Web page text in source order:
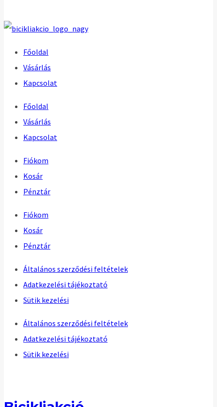
Főoldal
Vásárlás
Kapcsolat
Főoldal
Vásárlás
Kapcsolat
Fiókom
Kosár
Pénztár
Fiókom
Kosár
Pénztár
Általános szerződési feltételek
Adatkezelési tájékoztató
Sütik kezelési
Általános szerződési feltételek
Adatkezelési tájékoztató
Sütik kezelési